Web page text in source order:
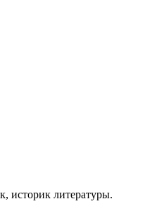
историк литературы.